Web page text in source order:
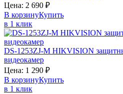
Цена: 2 690 ₽
В корзинуКупить
в 1 клик
DS-1253ZJ-M HIKVISION
видеокамер
Цена: 1 290 ₽
В корзинуКупить
в 1 клик